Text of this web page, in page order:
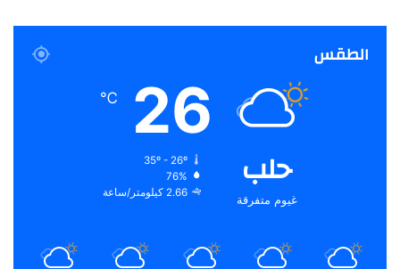
الطقس
حلب
غيوم متفرقة
26
℃
35º - 26º
76%
2.66 كيلومتر/ساعة